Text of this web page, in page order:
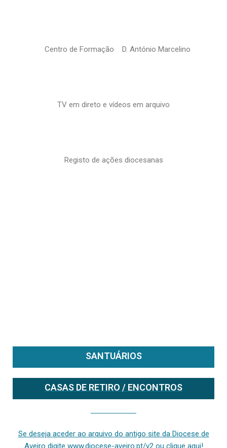
Centro de Formação D. António Marcelino
TV em direto e vídeos em arquivo
Registo de ações diocesanas
SANTUÁRIOS
CASAS DE RETIRO / ENCONTROS
Se deseja aceder ao arquivo do antigo site da Diocese de
Aveiro digite www.diocese-aveiro.pt/v2 ou clique aqui!